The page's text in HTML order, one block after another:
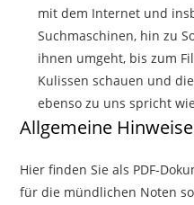
mit dem Internet und
Suchmaschinen, hin zu
ihnen umgeht, bis zum
Kulissen schauen und
ebenso zu uns spricht
Allgemeine Hinweise
Hier finden Sie als PDF-
für die mündlichen Noten